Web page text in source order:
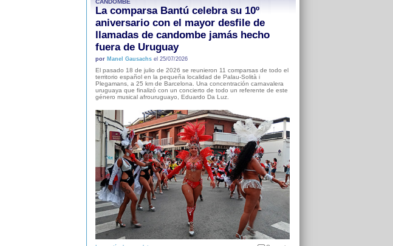
CANDOMBE
La comparsa Bantú celebra su 10º
aniversario con el mayor desfile de
llamadas de candombe jamás hecho
fuera de Uruguay
por Manel Gausachsel 25/07/2026
El pasado 18 de julio de 2026 se reunieron 11 comparsas de todo el
territorio español en la pequeña localidad de Palau-Solità i
Plegamans, a 25 km de Barcelona. Una concentración carnavalera
uruguaya que finalizó con un concierto de todo un referente de este
género musical afrouruguayo, Eduardo Da Luz.